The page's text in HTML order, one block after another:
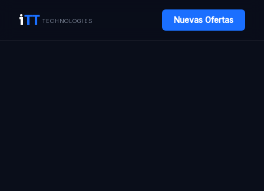
iTT TECHNOLOGIES Nuevas Ofertas